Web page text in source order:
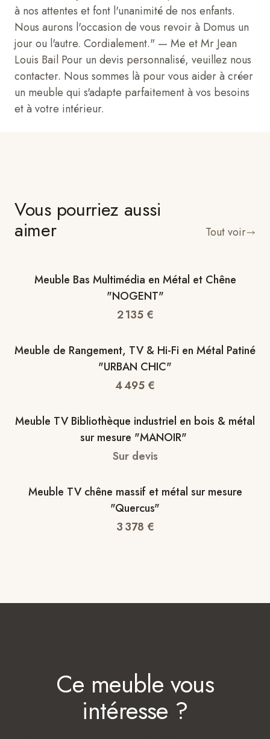
à nos attentes et font l'unanimité de nos enfants.
Nous aurons l'occasion de vous revoir à Domus un
jour ou l'autre. Cordialement." — Me et Mr Jean
Louis Bail Pour un devis personnalisé, veuillez nous
contacter. Nous sommes là pour vous aider à créer
un meuble qui s'adapte parfaitement à vos besoins
et à votre intérieur.
Vous pourriez aussi
aimer Tout voir
Meuble Bas Multimédia en Métal et Chêne
"NOGENT"
2 135€
Meuble de Rangement, TV & Hi-Fi en Métal Patiné
"URBAN CHIC"
4 495 €
Meuble TV Bibliothèque industriel en bois & métal
sur mesure "MANOIR"
Sur devis
Meuble TV chêne massif et métal sur mesure
"Quercus"
3 378 €
Ce meuble vous
intéresse ?